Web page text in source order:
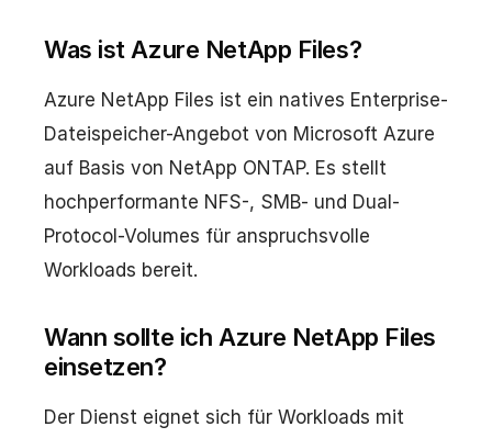
Was ist Azure NetApp Files?
Azure NetApp Files ist ein natives Enterprise-
Dateispeicher-Angebot von Microsoft Azure
auf Basis von NetApp ONTAP. Es stellt
hochperformante NFS-, SMB- und Dual-
Protocol-Volumes für anspruchsvolle
Workloads bereit.
Wann sollte ich Azure NetApp Files
einsetzen?
Der Dienst eignet sich für Workloads mit